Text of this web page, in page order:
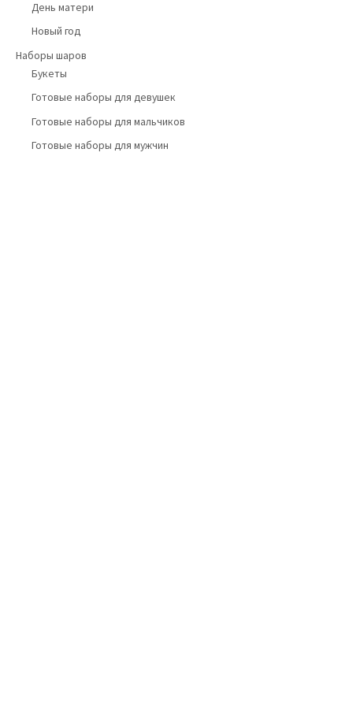
День матери
Новый год
Наборы шаров
Букеты
Готовые наборы для девушек
Готовые наборы для мальчиков
Готовые наборы для мужчин